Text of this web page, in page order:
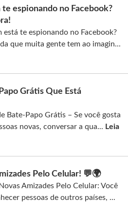
te espionando no Facebook?
está te espionando no Facebook?
que muita gente tem ao imagin...
Grátis Que Está
Bate-Papo Grátis – Se você gosta
novas, conversar a qua... Leia
Pelo Celular! 💬🌍
Amizades Pelo Celular: Você
pessoas de outros países, ...